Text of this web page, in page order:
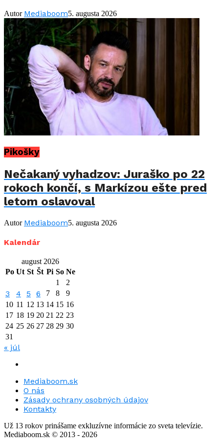
Autor Mediaboom5. augusta 2026
Pikošky
Nečakaný vyhadzov: Juraško po 22
rokoch končí, s Markízou ešte pred
letom oslavoval
Autor Mediaboom5. augusta 2026
Kalendár
august 2026
Po Ut St Št Pi So Ne
1
2
3 4 5 6 7 8
9
10 11 12 13 14 15 16
17 18 19 20 21 22 23
24 25 26 27 28 29 30
31
« júl
Mediaboom.sk
O nás
Zásady ochrany osobných údajov
Kontakty
Už 13 rokov prinášame exkluzívne informácie zo sveta televízie.
Mediaboom.sk © 2013 - 2026